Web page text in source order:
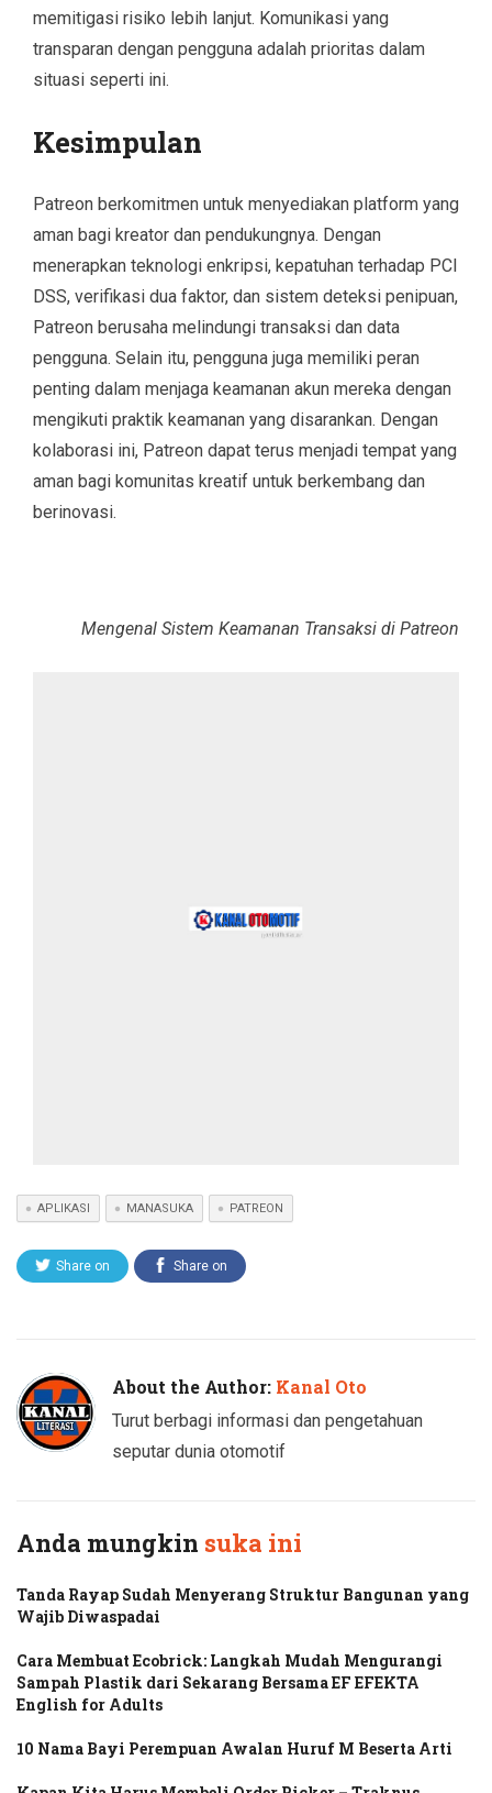
memitigasi risiko lebih lanjut. Komunikasi yang
transparan dengan pengguna adalah prioritas dalam
situasi seperti ini.
Kesimpulan
Patreon berkomitmen untuk menyediakan platform yang
aman bagi kreator dan pendukungnya. Dengan
menerapkan teknologi enkripsi, kepatuhan terhadap PCI
DSS, verifikasi dua faktor, dan sistem deteksi penipuan,
Patreon berusaha melindungi transaksi dan data
pengguna. Selain itu, pengguna juga memiliki peran
penting dalam menjaga keamanan akun mereka dengan
mengikuti praktik keamanan yang disarankan. Dengan
kolaborasi ini, Patreon dapat terus menjadi tempat yang
aman bagi komunitas kreatif untuk berkembang dan
berinovasi.
Mengenal Sistem Keamanan Transaksi di Patreon
APLIKASI MANASUKA PATREON
Share on Share on
About the Author: Kanal Oto
Turut berbagi informasi dan pengetahuan
seputar dunia otomotif
Anda mungkin suka ini
Tanda Rayap Sudah Menyerang Struktur Bangunan yang
Wajib Diwaspadai
Cara Membuat Ecobrick: Langkah Mudah Mengurangi
Sampah Plastik dari Sekarang Bersama EF EFEKTA
English for Adults
10 Nama Bayi Perempuan Awalan Huruf M Beserta Arti